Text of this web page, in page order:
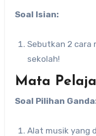
Soal Isian:
Sebutkan 2 cara
sekolah!
Mata
Soal Pilihan
Alat musik yang